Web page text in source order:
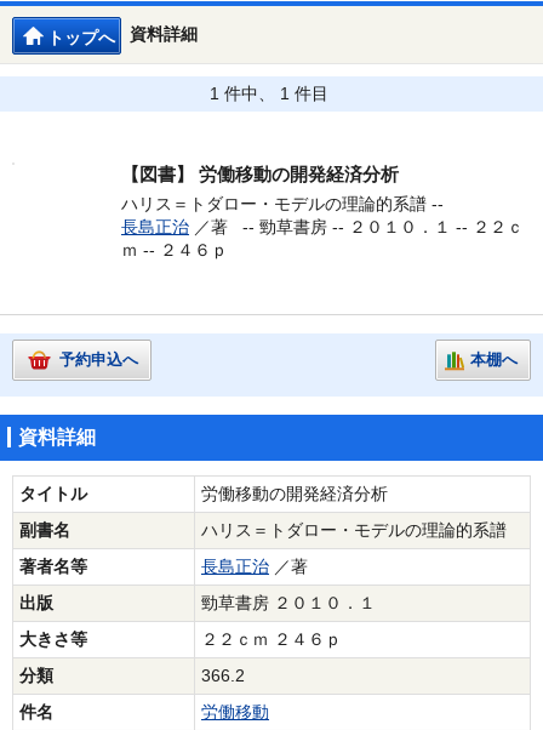
資料詳細
トップへ
1 件中、 1 件目
【図書】 労働移動の開発経済分析
ハリス＝トダロー・モデルの理論的系譜 --
長島正治 ／著 -- 勁草書房 -- ２０１０．１ -- ２２ｃ
ｍ -- ２４６ｐ
予約申込へ 本棚へ
資料詳細
タイトル
労働移動の開発経済分析
副書名
ハリス＝トダロー・モデルの理論的系譜
著者名等
長島正治 ／著
出版
勁草書房 ２０１０．１
大きさ等
２２ｃｍ ２４６ｐ
分類
366.2
件名
労働移動